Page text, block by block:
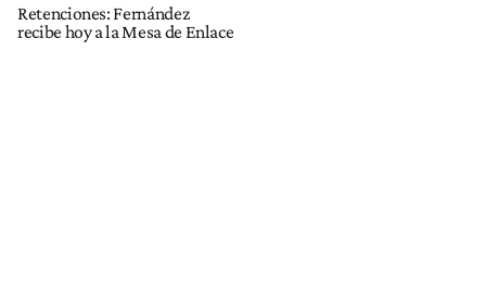
Retenciones: Fernández
recibe hoy a la Mesa de Enlace